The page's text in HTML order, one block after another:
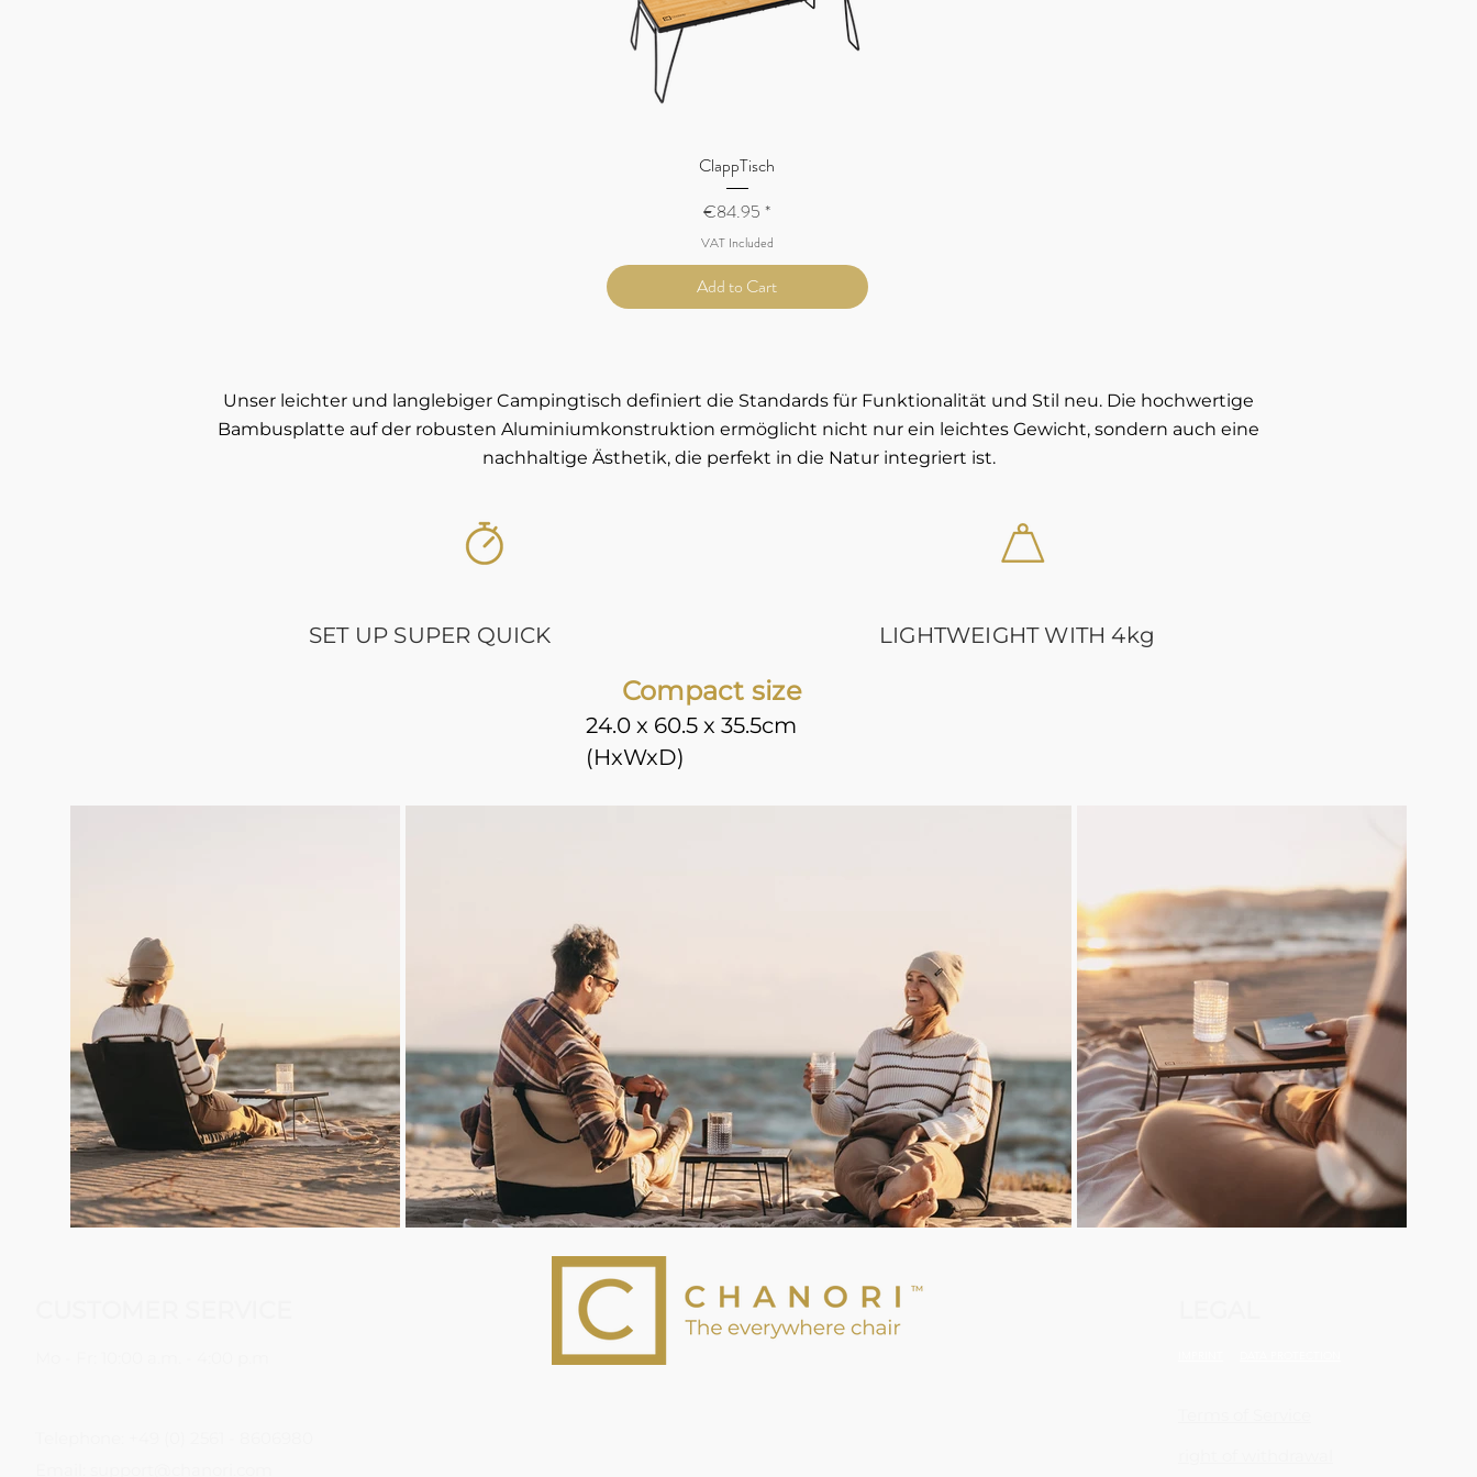
Quick View
ClappTisch
Price
€84.95
VAT Included
Add to Cart
Unser leichter und langlebiger Campingtisch definiert die Standards für Funktionalität und Stil neu. Die hochwertige
Bambusplatte auf der robusten Aluminiumkonstruktion ermöglicht nicht nur ein leichtes Gewicht, sondern auch eine
nachhaltige Ästhetik, die perfekt in die Natur integriert ist.
SET UP SUPER QUICK LIGHTWEIGHT WITH 4kg
Compact size
24.0 x 60.5 x 35.5cm
(HxWxD)